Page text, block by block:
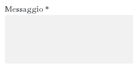
Messaggio *